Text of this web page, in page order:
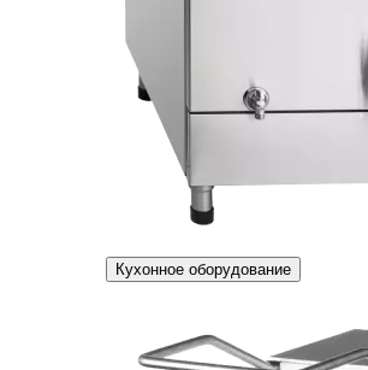
Кухонное оборудование